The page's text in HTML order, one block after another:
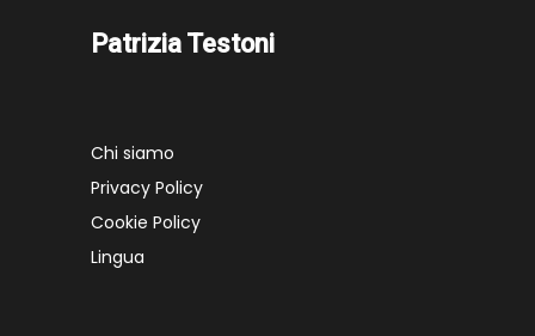
Patrizia Testoni
Chi siamo
Privacy Policy
Cookie Policy
Lingua